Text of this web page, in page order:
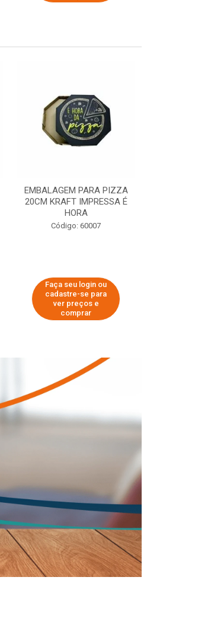
EMBALAGEM PARA PIZZA
20CM KRAFT IMPRESSA É
HORA
Código: 60007
Faça seu login ou
cadastre-se para
ver preços e
comprar